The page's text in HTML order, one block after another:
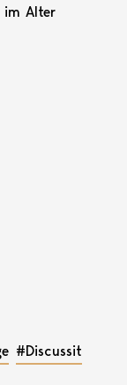
im Alter
#Discussit